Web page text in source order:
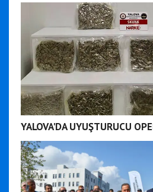
YALOVA'DA UYUŞTURUCU